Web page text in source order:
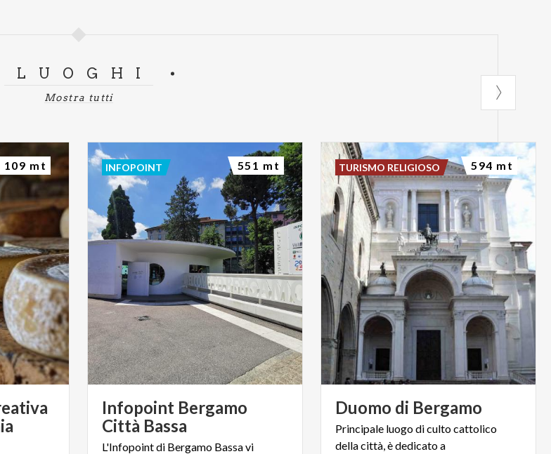
LUOGHI
Mostra tutti
109 mt
Infopoint Bergamo
Città Bassa
L'Infopoint di Bergamo Bassa vi
INFOPOINT 551 mt
Duomo di Bergamo
Principale luogo di culto cattolico
della città, è dedicato a
TURISMO RELIGIOSO 594 mt